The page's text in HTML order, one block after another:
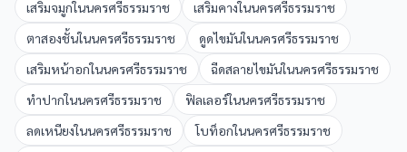
เสริมจมูกในนครศรีธรรมราช เสริมคางในนครศรีธรรมราช
ตาสองชั้นในนครศรีธรรมราช ดูดไขมันในนครศรีธรรมราช
เสริมหน้าอกในนครศรีธรรมราช ฉีดสลายไขมันในนครศรีธรรมราช
ทำปากในนครศรีธรรมราช ฟิลเลอร์ในนครศรีธรรมราช
ลดเหนียงในนครศรีธรรมราช โบท็อกในนครศรีธรรมราช